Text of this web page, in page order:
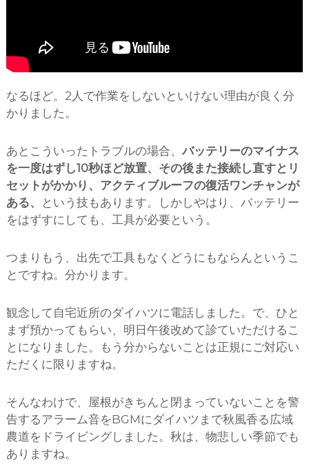
なるほど。2人で作業をしないといけない理由が良く分
かりました。
あとこういったトラブルの場合、 バッテリーのマイナス
を一度はずし10秒ほど放置、その後また接続し直すとリ
セットがかかり、アクティブルーフの復活ワンチャンが
ある、
という技もあります。しかしやはり、バッテリー
をはずすにしても、工具が必要という。
つまりもう、出先で工具もなくどうにもならんというこ
とですね。分かります。
観念して自宅近所のダイハツに電話しました。で、ひと
まず預かってもらい、明日午後改めて診ていただけるこ
とになりました。もう分からないことは正規にご対応い
ただくに限りますね。
そんなわけで、屋根がきちんと閉まっていないことを警
告するアラーム音をBGMにダイハツまで秋風香る広域
農道をドライビングしました。秋は、物悲しい季節でも
ありますね。